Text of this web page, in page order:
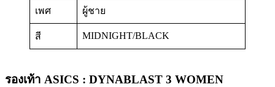
เพศ ผู้ชาย
สี MIDNIGHT/BLACK
รองเท้า ASICS : DYNABLAST 3 WOMEN